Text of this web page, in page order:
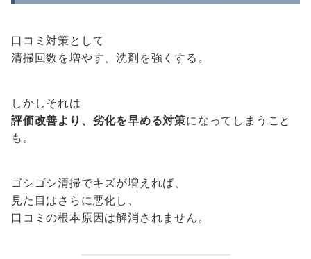
口コミ対策として
清掃回数を増やす、洗剤を強くする。
しかしそれは
評価改善より、劣化を早める対策になってしまうこと
も。
ゴシゴシ清掃でキズが増えれば、
見た目はさらに悪化し、
口コミの根本原因は解消されません。